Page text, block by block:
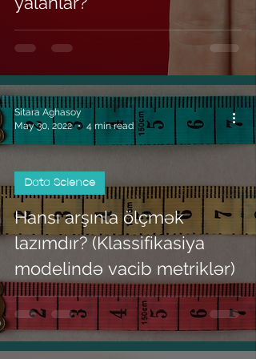
Hansı arşınla ölçmək
lazımdır? (Klassifikasiya
modelində vacib metriklər)
Data Science
Sitara Aghasoy
May 30, 2022
4 min read